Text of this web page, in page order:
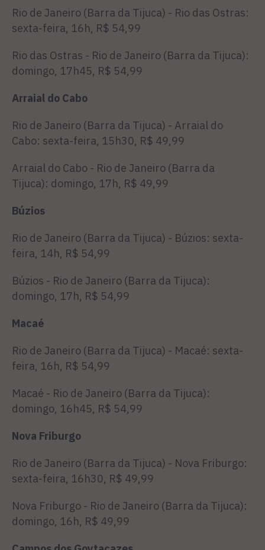
Rio de Janeiro (Barra da Tijuca) - Rio das Ostras:
sexta-feira, 16h, R$ 54,99
Rio das Ostras - Rio de Janeiro (Barra da Tijuca):
domingo, 17h45, R$ 54,99
Arraial do Cabo
Rio de Janeiro (Barra da Tijuca) - Arraial do
Cabo: sexta-feira, 15h30, R$ 49,99
Arraial do Cabo - Rio de Janeiro (Barra da
Tijuca): domingo, 17h, R$ 49,99
Búzios
Rio de Janeiro (Barra da Tijuca) - Búzios: sexta-
feira, 14h, R$ 54,99
Búzios - Rio de Janeiro (Barra da Tijuca):
domingo, 17h, R$ 54,99
Macaé
Rio de Janeiro (Barra da Tijuca) - Macaé: sexta-
feira, 16h, R$ 54,99
Macaé - Rio de Janeiro (Barra da Tijuca):
domingo, 16h45, R$ 54,99
Nova Friburgo
Rio de Janeiro (Barra da Tijuca) - Nova Friburgo:
sexta-feira, 16h30, R$ 49,99
Nova Friburgo - Rio de Janeiro (Barra da Tijuca):
domingo, 16h, R$ 49,99